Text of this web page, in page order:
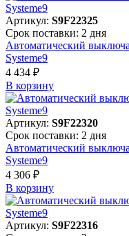
Артикул: S9F22325
Срок поставки: 2 дня
Автоматический
Systeme9
4 434 ₽
В корзинy
Артикул: S9F22320
Срок поставки: 2 дня
Автоматический
Systeme9
4 306 ₽
В корзинy
Артикул: S9F22316